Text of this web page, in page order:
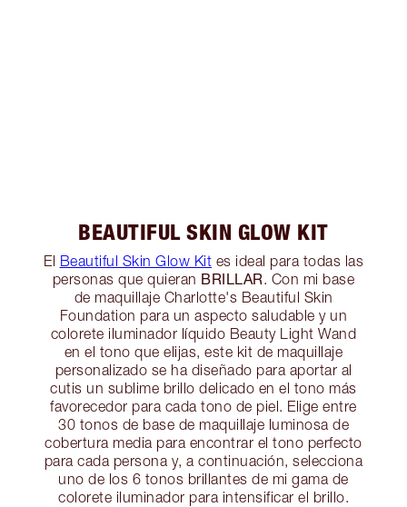
BEAUTIFUL SKIN GLOW KIT
El Beautiful Skin Glow Kit es ideal para todas las
personas que quieran BRILLAR. Con mi base
de maquillaje Charlotte's Beautiful Skin
Foundation para un aspecto saludable y un
colorete iluminador líquido Beauty Light Wand
en el tono que elijas, este kit de maquillaje
personalizado se ha diseñado para aportar al
cutis un sublime brillo delicado en el tono más
favorecedor para cada tono de piel. Elige entre
30 tonos de base de maquillaje luminosa de
cobertura media para encontrar el tono perfecto
para cada persona y, a continuación, selecciona
uno de los 6 tonos brillantes de mi gama de
colorete iluminador para intensificar el brillo.